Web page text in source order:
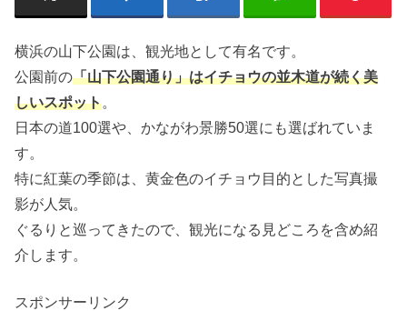
横浜の山下公園は、観光地として有名です。
公園前の「山下公園通り」はイチョウの並木道が続く美
しいスポット
日本の道100選や、かながわ景勝50選にも選ばれていま
す。
特に紅葉の季節は、黄金色のイチョウ目的とした写真撮
影が人気。
ぐるりと巡ってきたので、観光になる見どころを含め紹
介します。
スポンサーリンク